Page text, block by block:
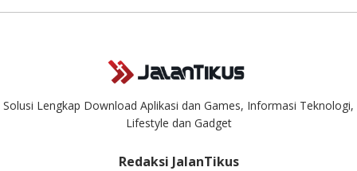
Solusi Lengkap Download Aplikasi dan Games, Informasi Teknologi,
Lifestyle dan Gadget
Redaksi JalanTikus